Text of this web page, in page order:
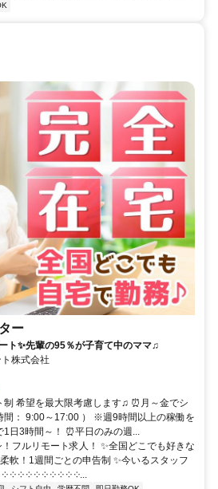
ー
ト✨先輩の95％が子育て中のママ♫
株式会社
制 希望を最大限考慮します♫ ⏰月～金でシ
間： 9:00～17:00 ） ※週9時間以上の稼働を
日3時間～！ ⏰平日のみの週...
フルリモート求人！ ✨全国どこでも好きな
軟！1週間ごとの申告制 ✨今いるスタッフ
༶ ༶ ༶ ༶ ༶ ༶ ༶ ༶ ༶...